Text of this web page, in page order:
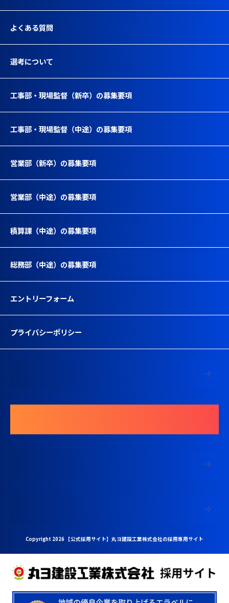
よくある質問
選考について
工事部・現場監督（新卒）の募集要項
工事部・現場監督（中途）の募集要項
営業部（新卒）の募集要項
営業部（中途）の募集要項
積算課（中途）の募集要項
総務部（中途）の募集要項
エントリーフォーム
プライバシーポリシー
Copyright 2026 【公式採用サイト】丸ヨ建設工業株式会社の採用専用サイト